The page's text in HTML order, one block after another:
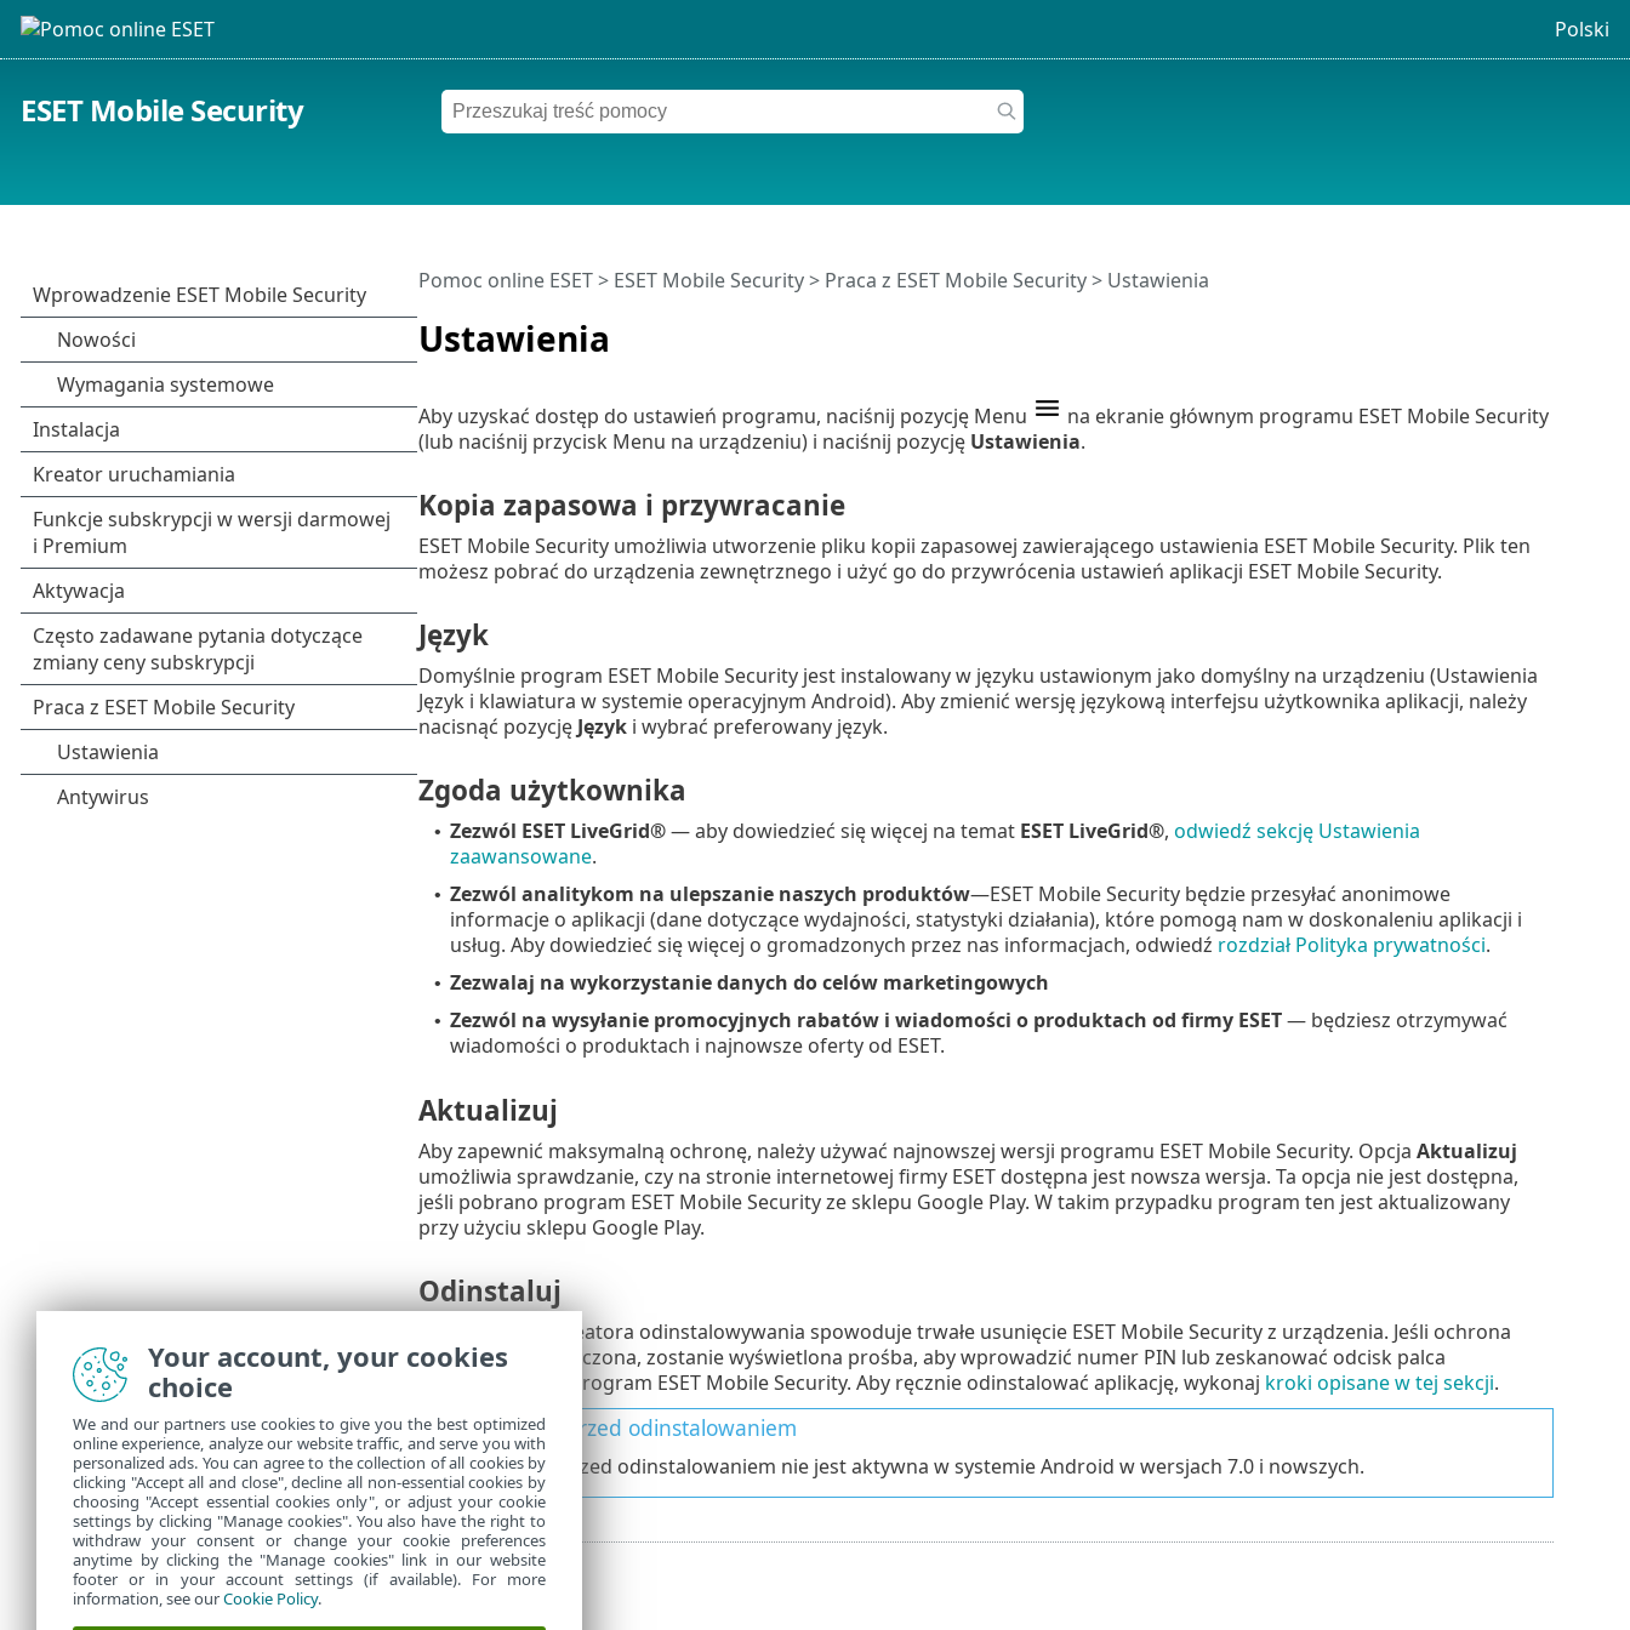
Polski
ESET Mobile Security
Ustawienia
Pomoc online ESET> ESET Mobile Security> Praca z ESET Mobile Security > Ustawienia
Aby uzyskać dostęp do ustawień programu, naciśnij pozycję Menu
na ekranie głównym programu ESET Mobile Security
(lub naciśnij przycisk Menu na urządzeniu) i naciśnij pozycję Ustawienia.
Kopia zapasowa i przywracanie
ESET Mobile Security umożliwia utworzenie pliku kopii zapasowej zawierającego ustawienia ESET Mobile Security. Plik ten
możesz pobrać do urządzenia zewnętrznego i użyć go do przywrócenia ustawień aplikacji ESET Mobile Security.
Język
Domyślnie program ESET Mobile Security jest instalowany w języku ustawionym jako domyślny na urządzeniu (Ustawienia
Język i klawiatura w systemie operacyjnym Android). Aby zmienić wersję językową interfejsu użytkownika aplikacji, należy
nacisnąć pozycję Języki wybrać preferowany język.
Zgoda użytkownika
• Zezwól ESET LiveGrid®— aby dowiedzieć się więcej na temat ESET LiveGrid®, odwiedź sekcję Ustawienia
zaawansowane.
• Zezwól analitykom na ulepszanie naszych produktów—ESET Mobile Security będzie przesyłać anonimowe
informacje o aplikacji (dane dotyczące wydajności, statystyki działania), które pomogą nam w doskonaleniu aplikacji i
usług. Aby dowiedzieć się więcej o gromadzonych przez nas informacjach, odwiedź rozdział Polityka prywatności.
• Zezwalaj na wykorzystanie danych do celów marketingowych
• Zezwól na wysyłanie promocyjnych rabatów i wiadomości o produktach od firmy ESET— będziesz otrzymywać
wiadomości o produktach i najnowsze oferty od ESET.
Aktualizuj
Aby zapewnić maksymalną ochronę, należy używać najnowszej wersji programu ESET Mobile Security. Opcja Aktualizuj
umożliwia sprawdzanie, czy na stronie internetowej firmy ESET dostępna jest nowsza wersja. Ta opcja nie jest dostępna,
jeśli pobrano program ESET Mobile Security ze sklepu Google Play. W takim przypadku program ten jest aktualizowany
przy użyciu sklepu Google Play.
Odinstaluj
Uruchomienie kreatora odinstalowywania spowoduje trwałe usunięcie ESET Mobile Security z urządzenia. Jeśli ochrona
Anti-Theft jest włączona, zostanie wyświetlona prośba, aby wprowadzić numer PIN lub zeskanować odcisk palca
zabezpieczający program ESET Mobile Security. Aby ręcznie odinstalować aplikację, wykonaj kroki opisane w tej sekcji.
Ochrona przed odinstalowaniem
Ochrona przed odinstalowaniem nie jest aktywna w systemie Android w wersjach 7.0 i nowszych.
Your account, your cookies
choice
We and our partners use cookies to give you the best optimized
online experience, analyze our website traffic, and serve you with
personalized ads. You can agree to the collection of all cookies by
clicking "Accept all and close", decline all non-essential cookies by
choosing "Accept essential cookies only", or adjust your cookie
settings by clicking "Manage cookies". You also have the right to
withdraw your consent or change your cookie preferences
anytime by clicking the "Manage cookies" link in our website
footer or in your account settings (if available). For more
information, see ourCookie Policy.